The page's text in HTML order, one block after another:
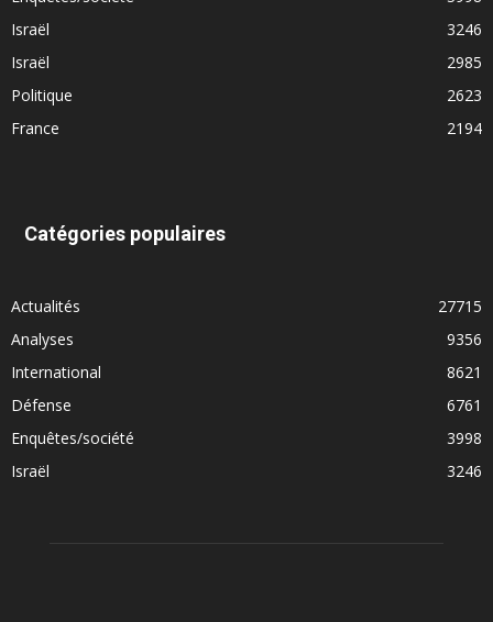
Israël
3246
Israël
2985
Politique
2623
France
2194
Catégories populaires
Actualités
27715
Analyses
9356
International
8621
Défense
6761
Enquêtes/société
3998
Israël
3246